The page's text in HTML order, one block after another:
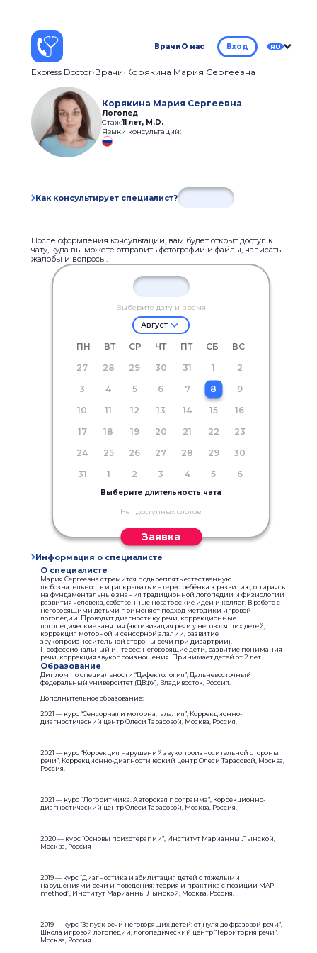
ВрачиО нас Вход RU
Express Doctor Врачи Корякина Мария Сергеевна
Корякина Мария Сергеевна
Логопед
Стаж:11 лет, M.D.
Языки консультаций:
Как консультирует специалист?
После оформления консультации, вам будет открыт доступ к
чату, куда вы можете отправить фотографии и файлы, написать
жалобы и вопросы.
Выберите дату и время
Август
ПН ВТ СР ЧТ ПТ СБ
ВС
27
28 29 30 31 1
2
3
4 5 6 7 8
9
10
11 12 13 14 15
16
17
18 19 20 21 22
23
24
25 26 27 28 29
30
31
1 2 3 4 5 6
Выберите длительность чата
Нет доступных слотов
Заявка
Информация о специалисте
О специалисте
Мария Сергеевна стремится подкреплять естественную
любознательность и раскрывать интерес ребёнка к развитию, опираясь
на фундаментальные знания традиционной логопедии и физиологии
развития человека, собственные новаторские идеи и коллег. В работе с
неговорящими детьми применяет подход методики игровой
логопедии. Проводит диагностику речи, коррекционные
логопедические занятия (активизация речи у неговорящих детей,
коррекция моторной и сенсорной алалии, развитие
звукопроизносительной стороны речи при дизартрии).
Профессиональный интерес: неговорящие дети, развитие понимания
речи, коррекция звукопроизношения. Принимает детей от 2 лет.
Образование
Диплом по специальности “Дефектология”, Дальневосточный
федеральный университет (ДВФУ), Владивосток, Россия.
Дополнительное образование:
2021 — курс “Сенсорная и моторная алалия”, Коррекционно-
диагностический центр Олеси Тарасовой, Москва, Россия.
2021 — курс “Коррекция нарушений звукопроизносительной стороны
речи”, Коррекционно-диагностический центр Олеси Тарасовой, Москва,
Россия.
2021 — курс “Логоритмика. Авторская программа”, Коррекционно-
диагностический центр Олеси Тарасовой, Москва, Россия.
2020 — курс “Основы психотерапии”, Институт Марианны Лынской,
Москва, Россия
2019 — курс “Диагностика и абилитация детей с тяжелыми
нарушениями речи и поведения: теория и практика с позиции MAP-
method”, Институт Марианны Лынской, Москва, Россия.
2019 — курс “Запуск речи неговорящих детей: от нуля до фразовой речи”,
Школа игровой логопедии, логопедический центр “Территория речи”,
Москва, Россия.